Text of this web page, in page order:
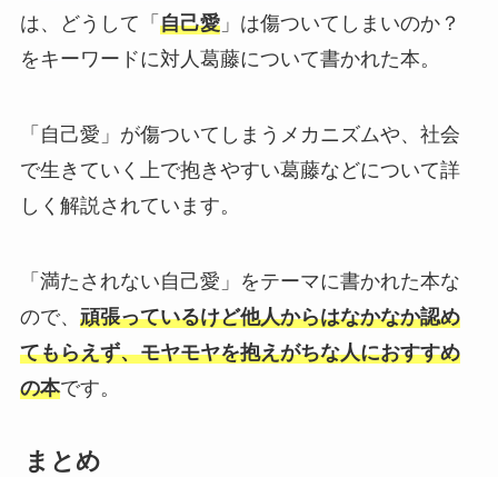
は、どうして「 自己愛」は傷ついてしまいのか？
をキーワードに対人葛藤について書かれた本。
「自己愛」が傷ついてしまうメカニズムや、社会
で生きていく上で抱きやすい葛藤などについて詳
しく解説されています。
「満たされない自己愛」をテーマに書かれた本な
ので、 頑張っているけど他人からはなかなか認め
てもらえず、モヤモヤを抱えがちな人におすすめ
の本です。
まとめ